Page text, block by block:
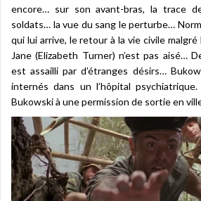
encore… sur son avant-bras, la trace
soldats… la vue du sang le perturbe…
qui lui arrive, le retour à la vie civile
Jane (Elizabeth Turner) n’est pas aisé…
est assailli par d’étranges désirs…
internés dans un l’hôpital
Bukowski à une permission de sortie en